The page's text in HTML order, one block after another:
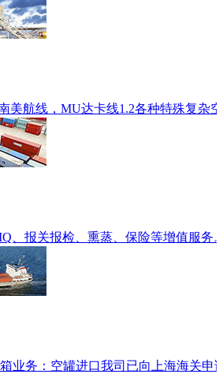
美航线，MU达卡线1.2各种特殊复杂
、报关报检、熏蒸、保险等增值服
业务：空罐进口我司已向上海海关